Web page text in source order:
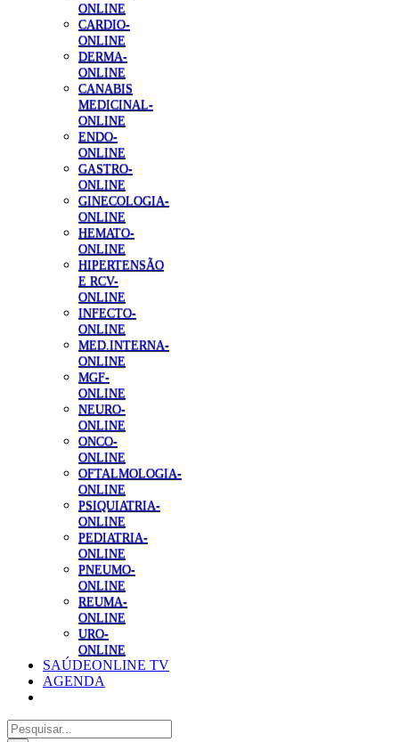
ONLINE
CARDIO-
ONLINE
DERMA-
ONLINE
CANABIS
MEDICINAL-
ONLINE
ENDO-
ONLINE
GASTRO-
ONLINE
GINECOLOGIA-
ONLINE
HEMATO-
ONLINE
HIPERTENSÃO
E RCV-
ONLINE
INFECTO-
ONLINE
MED.INTERNA-
ONLINE
MGF-
ONLINE
NEURO-
ONLINE
ONCO-
ONLINE
OFTALMOLOGIA-
ONLINE
PSIQUIATRIA-
ONLINE
PEDIATRIA-
ONLINE
PNEUMO-
ONLINE
REUMA-
ONLINE
URO-
ONLINE
SAÚDEONLINE TV
AGENDA
Pesquisar